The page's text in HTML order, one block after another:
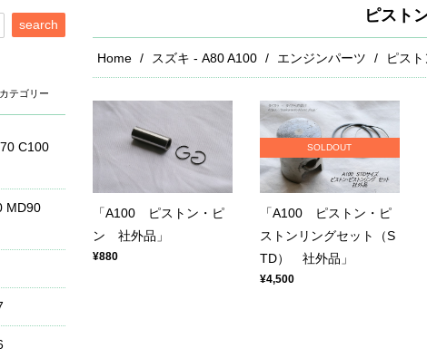
ピスト
Home スズキ - A80 A100 エンジンパーツ ピス
「A100 ピストン・ピ
ン 社外品」
¥880
SOLDOUT
「A100 ピストン・ピ
ストンリングセット（S
TD） 社外品」
¥4,500
search
カテゴリー
C100
MD90